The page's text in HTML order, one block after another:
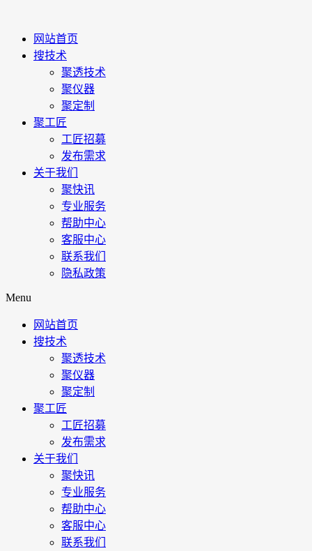
网站首页
搜技术
聚透技术
聚仪器
聚定制
聚工匠
工匠招募
发布需求
关于我们
聚快讯
专业服务
帮助中心
客服中心
联系我们
隐私政策
Menu
网站首页
搜技术
聚透技术
聚仪器
聚定制
聚工匠
工匠招募
发布需求
关于我们
聚快讯
专业服务
帮助中心
客服中心
联系我们